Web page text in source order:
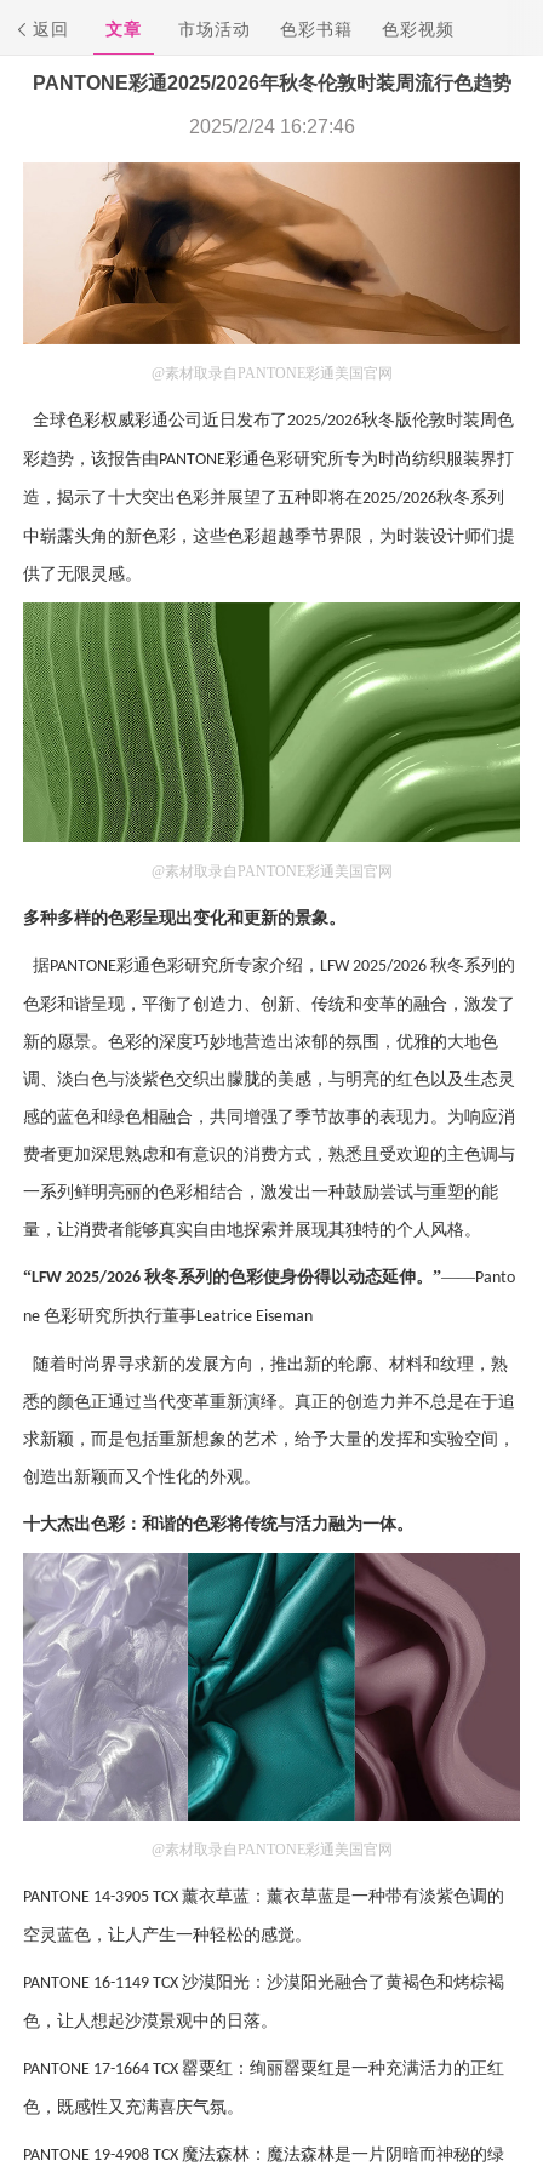
返回 文章 市场活动 色彩书籍 色彩视频
PANTONE彩通2025/2026年秋冬伦敦时装周流行色趋势
2025/2/24 16:27:46
@素材取录自PANTONE彩通美国官网
全球色彩权威彩通公司近日发布了2025/2026秋冬版伦敦时装周色
彩趋势，该报告由PANTONE彩通色彩研究所专为时尚纺织服装界打
造，揭示了十大突出色彩并展望了五种即将在2025/2026秋冬系列
中崭露头角的新色彩，这些色彩超越季节界限，为时装设计师们提
供了无限灵感。
@素材取录自PANTONE彩通美国官网
多种多样的色彩呈现出变化和更新的景象。
据PANTONE彩通色彩研究所专家介绍， LFW 2025/2026 秋冬系列的
色彩和谐呈现，平衡了创造力、创新、传统和变革的融合，激发了
新的愿景。色彩的深度巧妙地营造出浓郁的氛围，优雅的大地色
调、淡白色与淡紫色交织出朦胧的美感，与明亮的红色以及生态灵
感的蓝色和绿色相融合，共同增强了季节故事的表现力。为响应消
费者更加深思熟虑和有意识的消费方式，熟悉且受欢迎的主色调与
一系列鲜明亮丽的色彩相结合，激发出一种鼓励尝试与重塑的能
量，让消费者能够真实自由地探索并展现其独特的个人风格。
“LFW 2025/2026 秋冬系列的色彩使身份得以动态延伸。”——Panto
ne 色彩研究所执行董事Leatrice Eiseman
随着时尚界寻求新的发展方向，推出新的轮廓、材料和纹理，熟
悉的颜色正通过当代变革重新演绎。真正的创造力并不总是在于追
求新颖，而是包括重新想象的艺术，给予大量的发挥和实验空间，
创造出新颖而又个性化的外观。
十大杰出色彩：和谐的色彩将传统与活力融为一体。
@素材取录自PANTONE彩通美国官网
PANTONE 14-3905 TCX 薰衣草蓝：薰衣草蓝是一种带有淡紫色调的
空灵蓝色，让人产生一种轻松的感觉。
PANTONE 16-1149 TCX 沙漠阳光：沙漠阳光融合了黄褐色和烤棕褐
色，让人想起沙漠景观中的日落。
PANTONE 17-1664 TCX 罂粟红：绚丽罂粟红是一种充满活力的正红
色，既感性又充满喜庆气氛。
PANTONE 19-4908 TCX 魔法森林：魔法森林是一片阴暗而神秘的绿